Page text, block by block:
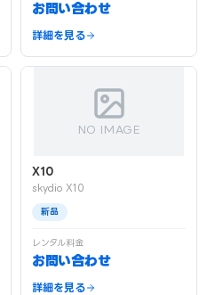
お問い合わせ
詳細を見る
NO IMAGE
X10
skydio X10
新品
レンタル料金
お問い合わせ
詳細を見る